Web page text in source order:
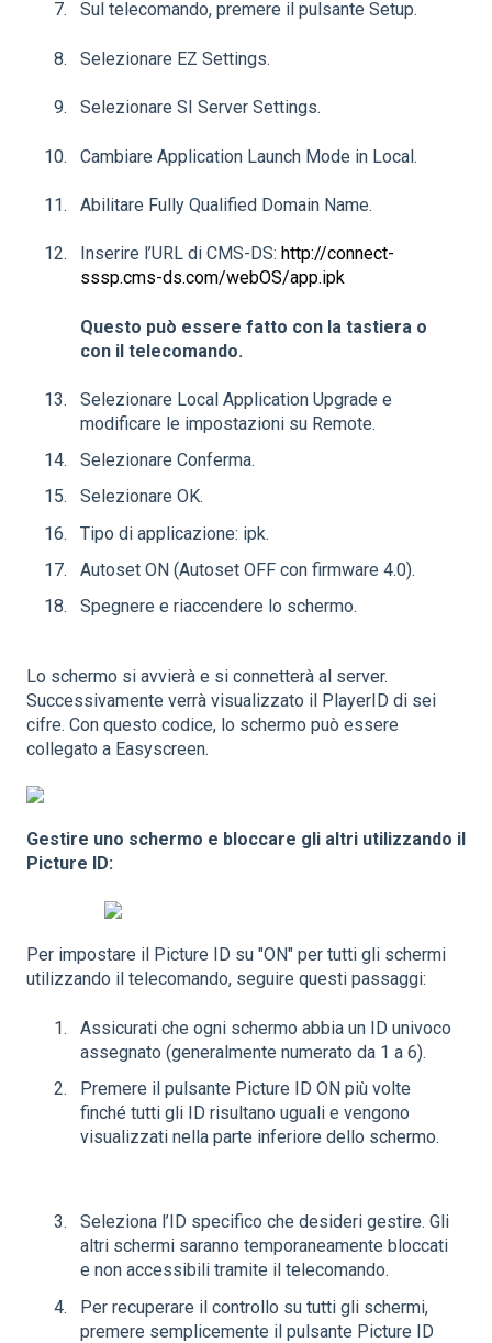
Sul telecomando, premere il pulsante Setup.
Selezionare EZ Settings.
Selezionare SI Server Settings.
Cambiare Application Launch Mode in Local.
Abilitare Fully Qualified Domain Name.
Inserire l’URL di CMS-DS: http://connect-
sssp.cms-ds.com/webOS/app.ipk
Questo può essere fatto con la tastiera o
con il telecomando.
Selezionare Local Application Upgrade e
modificare le impostazioni su Remote.
Selezionare Conferma.
Selezionare OK.
Tipo di applicazione: ipk.
Autoset ON (Autoset OFF con firmware 4.0).
Spegnere e riaccendere lo schermo.
Lo schermo si avvierà e si connetterà al server.
Successivamente verrà visualizzato il PlayerID di sei
cifre. Con questo codice, lo schermo può essere
collegato a Easyscreen.
Gestire uno schermo e bloccare gli altri utilizzando il
Picture ID:
Per impostare il Picture ID su "ON" per tutti gli schermi
utilizzando il telecomando, seguire questi passaggi:
Assicurati che ogni schermo abbia un ID univoco
assegnato (generalmente numerato da 1 a 6).
Premere il pulsante Picture ID ON più volte
finché tutti gli ID risultano uguali e vengono
visualizzati nella parte inferiore dello schermo.
Seleziona l’ID specifico che desideri gestire. Gli
altri schermi saranno temporaneamente bloccati
e non accessibili tramite il telecomando.
Per recuperare il controllo su tutti gli schermi,
premere semplicemente il pulsante Picture ID